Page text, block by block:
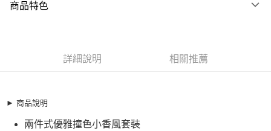
信用卡一次付款
街口支付
悠遊付
商品特色
【XSS2601190】
圓領復古修身針織毛衣
詳細說明 相關推薦
► 商品說明
兩件式優雅撞色小香風套裝